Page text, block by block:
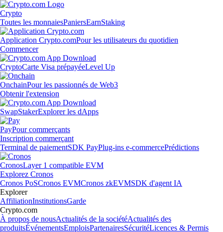
Crypto
Toutes les monnaiesPaniersEarnStaking
Application Crypto.comPour les utilisateurs du quotidien
Commencer
CryptoCarte Visa prépayéeLevel Up
OnchainPour les passionnés de Web3
Obtenir l'extension
SwapStakerExplorer les dApps
PayPour commerçants
Inscription commerçant
Terminal de paiementSDK PayPlug-ins e-commercePrédictions
CronosLayer 1 compatible EVM
Explorez Cronos
Cronos PoSCronos EVMCronos zkEVMSDK d'agent IA
Explorer
AffiliationInstitutionsGarde
Crypto.com
À propos de nousActualités de la sociétéActualités des
produitsÉvénementsEmploisPartenairesSécuritéLicences & Permis